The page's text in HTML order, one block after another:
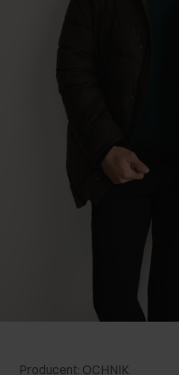
Producent: OCHNIK